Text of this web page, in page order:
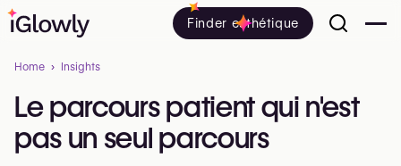
Finder esthétique
Home Insights
Leparcourspatientqui n'est
pas un seul parcours